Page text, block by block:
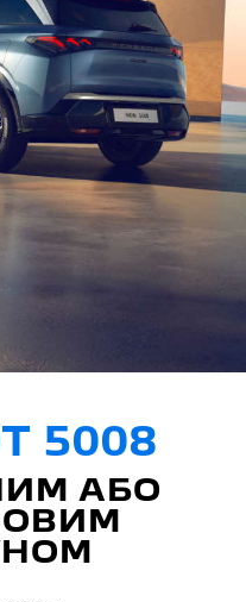
5008
АБО